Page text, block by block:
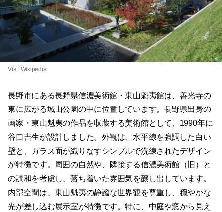
Via : Wikipedia.
長野市にある長野県信濃美術館・東山魁夷館は、善光寺の
東に広がる城山公園の中に位置しています。長野県出身の
画家・東山魁夷の作品を収蔵する美術館として、1990年に
谷口吉生が設計しました。外観は、水平線を強調した白い
壁と、ガラス面が織りなすシンプルで洗練されたデザイン
が特徴です。周囲の自然や、隣接する信濃美術館（旧）と
の調和を考慮し、落ち着いた雰囲気を醸し出しています。
内部空間は、東山魁夷の静謐な世界観を尊重し、穏やかな
光が差し込む展示室が特徴です。特に、中庭や窓から見え